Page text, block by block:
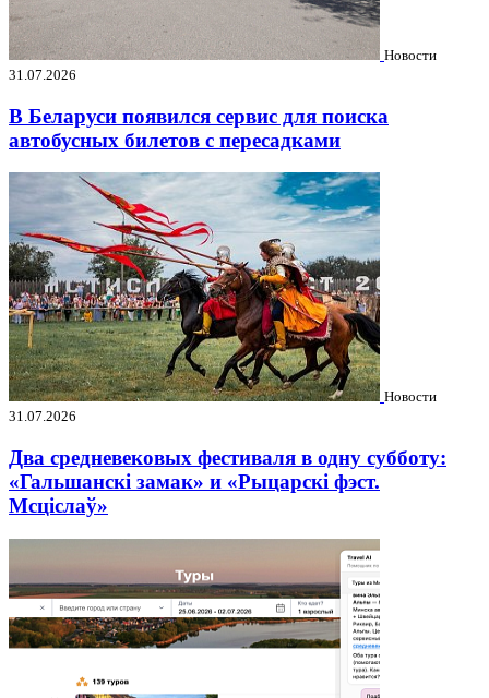
Новости
31.07.2026
В Беларуси появился сервис для поиска
автобусных билетов с пересадками
Новости
31.07.2026
Два средневековых фестиваля в одну субботу:
«Гальшанскі замак» и «Рыцарскі фэст.
Мсціслаў»